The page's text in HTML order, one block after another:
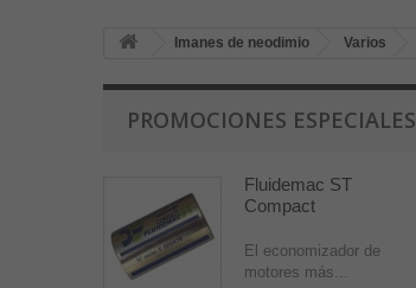
Imanes de neodimio Varios
PROMOCIONES ESPECIALES
Fluidemac ST
Compact
El economizador de
motores más...